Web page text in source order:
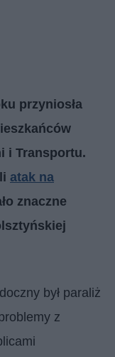
przyniosła
i Transportu.
atak na
znaczne
był paraliż
z